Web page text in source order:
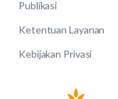
Publikasi
Ketentuan Layanan
Kebijakan Privasi